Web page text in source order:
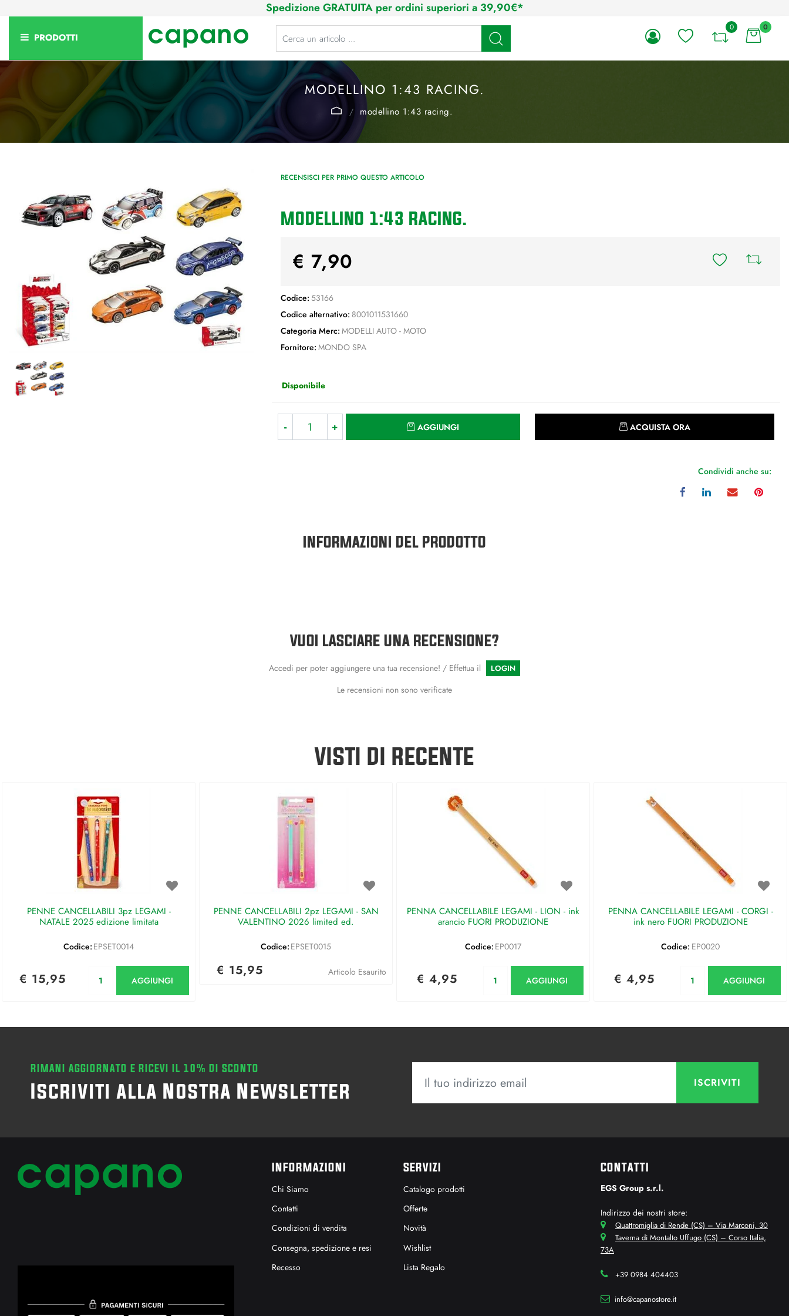
Spedizione GRATUITA per ordini superiori a 39,90€*
PRODOTTI
La modifica di un filtro aggiorna automaticamente gli altri filtri disponibili. 0 0
MODELLINO 1:43 RACING.
modellino 1:43 racing.
RECENSISCI PER PRIMO QUESTO ARTICOLO
MODELLINO 1:43 RACING.
€ 7,90
Codice: 53166
Codice alternativo: 8001011531660
Categoria Merc: MODELLI AUTO - MOTO
Fornitore: MONDO SPA
Disponibile
AGGIUNGI ACQUISTA ORA
Condividi anche su:
INFORMAZIONI DEL PRODOTTO
VUOI LASCIARE UNA RECENSIONE?
Accedi per poter aggiungere una tua recensione! / Effettua il LOGIN
Le recensioni non sono verificate
VISTI DI RECENTE
PENNE CANCELLABILI 3pz LEGAMI -
NATALE 2025 edizione limitata
Codice: EPSET0014
€ 15,95 AGGIUNGI
PENNE CANCELLABILI 2pz LEGAMI - SAN
VALENTINO 2026 limited ed.
Codice: EPSET0015
€ 15,95 Articolo Esaurito
PENNA CANCELLABILE LEGAMI - LION - ink
arancio FUORI PRODUZIONE
Codice: EP0017
€ 4,95 AGGIUNGI
PENNA CANCELLABILE LEGAMI - CORGI -
ink nero FUORI PRODUZIONE
Codice: EP0020
€ 4,95 AGGIUNGI
RIMANI AGGIORNATO E RICEVI IL 10% DI SCONTO
Iscriviti alla Nostra Newsletter
INFORMAZIONI
Chi Siamo
Contatti
Condizioni di vendita
Consegna, spedizione e resi
Recesso
SERVIZI
Catalogo prodotti
Offerte
Novità
Wishlist
Lista Regalo
CONTATTI
EGS Group s.r.l.
Indirizzo dei nostri store:
Quattromiglia di Rende (CS) – Via Marconi, 30
Taverna di Montalto Uffugo (CS) – Corso Italia,
73A
+39 0984 404403
info@capanostore.it